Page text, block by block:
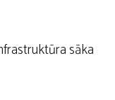
sāka